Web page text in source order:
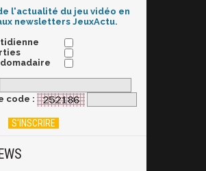
l'actualité du jeu vidéo en
newsletters JeuxActu.
code :